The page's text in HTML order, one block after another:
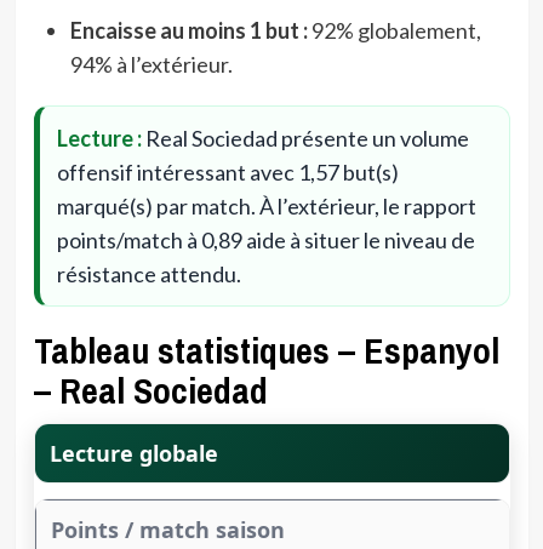
Encaisse au moins 1 but :92% globalement,
94% à l’extérieur.
Lecture :Real Sociedad présente un volume
offensif intéressant avec 1,57 but(s)
marqué(s) par match. À l’extérieur, le rapport
points/match à 0,89 aide à situer le niveau de
résistance attendu.
Tableau statistiques – Espanyol
– Real Sociedad
Lecture globale
Points / match saison